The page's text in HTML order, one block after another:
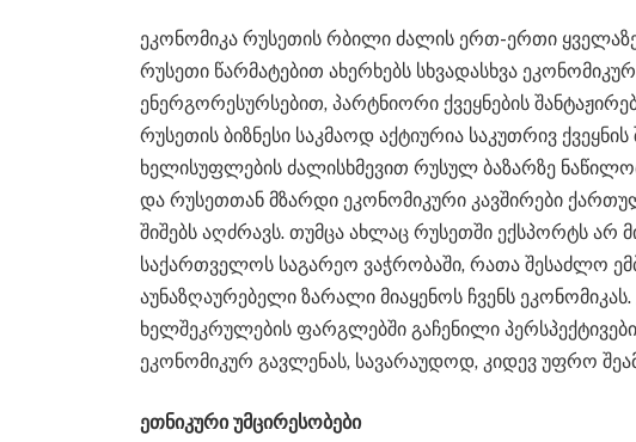
ეკონომიკა რუსეთის რბილი ძალის ერთ-ერთი
რუსეთი წარმატებით ახერხებს სხვადასხვა
ენერგორესურსებით, პარტნიორი ქვეყნების
რუსეთის ბიზნესი საკმაოდ აქტიურია საკუთრივ
ხელისუფლების ძალისხმევით რუსულ ბაზარზე
და რუსეთთან მზარდი ეკონომიკური კავშირები
შიშებს აღძრავს. თუმცა ახლაც რუსეთში ექსპორტს არ
საქართველოს საგარეო ვაჭრობაში, რათა შესაძლო
აუნაზღაურებელი ზარალი მიაყენოს ჩვენს
ხელშეკრულების ფარგლებში გაჩენილი
ეკონომიკურ გავლენას, სავარაუდოდ, კიდევ უფრო
ეთნიკური უმცირესობები